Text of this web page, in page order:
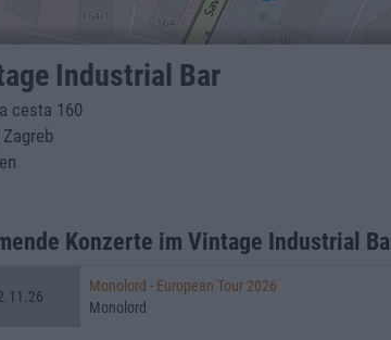
Industrial Bar
cesta 160
Konzerte im Vintage Industrial
Monolord - European Tour 2026
Monolord